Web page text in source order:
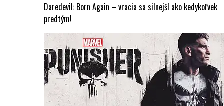
Daredevil: Born Again – vracia sa silnejší ako kedykoľvek
predtým!